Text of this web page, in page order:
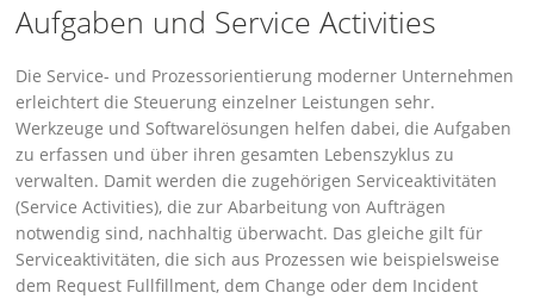
Aufgaben und Service Activities
Die Service- und Prozessorientierung moderner Unternehmen
erleichtert die Steuerung einzelner Leistungen sehr.
Werkzeuge und Softwarelösungen helfen dabei, die Aufgaben
zu erfassen und über ihren gesamten Lebenszyklus zu
verwalten. Damit werden die zugehörigen Serviceaktivitäten
(Service Activities), die zur Abarbeitung von Aufträgen
notwendig sind, nachhaltig überwacht. Das gleiche gilt für
Serviceaktivitäten, die sich aus Prozessen wie beispielsweise
dem Request Fullfillment, dem Change oder dem Incident